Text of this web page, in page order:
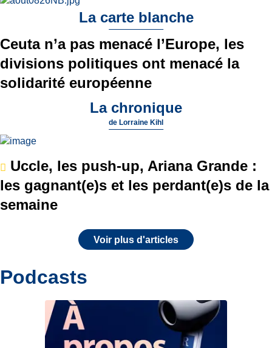
La carte blanche
Ceuta n’a pas menacé l’Europe, les
divisions politiques ont menacé la
solidarité européenne
La chronique
de Lorraine Kihl
Uccle, les push-up, Ariana Grande :
les gagnant(e)s et les perdant(e)s de la
semaine
Voir plus d'articles
Podcasts